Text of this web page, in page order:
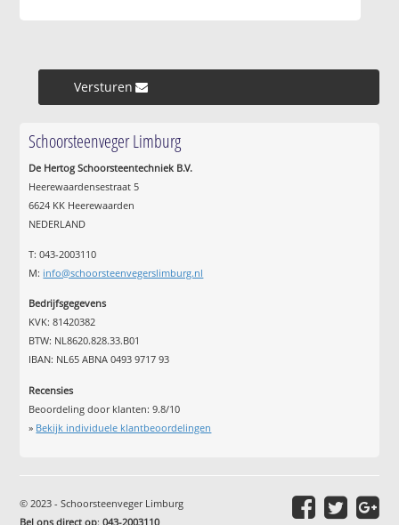
Versturen »
Schoorsteenveger Limburg
De Hertog Schoorsteentechniek B.V.
Heerewaardensestraat 5
6624 KK Heerewaarden
NEDERLAND
T: 043-2003110
M: info@schoorsteenvegerslimburg.nl
Bedrijfsgegevens
KVK: 81420382
BTW: NL8620.828.33.B01
IBAN: NL65 ABNA 0493 9717 93
Recensies
Beoordeling door klanten:9.8/10
» Bekijk individuele klantbeoordelingen
© 2023 - Schoorsteenveger Limburg
Bel ons direct op:043-2003110